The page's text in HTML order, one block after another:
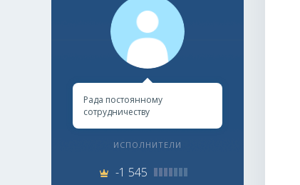
Рада постоянному
сотрудничеству
ИСПОЛНИТЕЛИ
-1 545